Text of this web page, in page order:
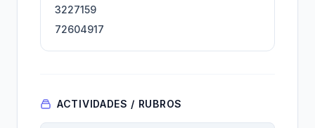
3227159
72604917
ACTIVIDADES / RUBROS